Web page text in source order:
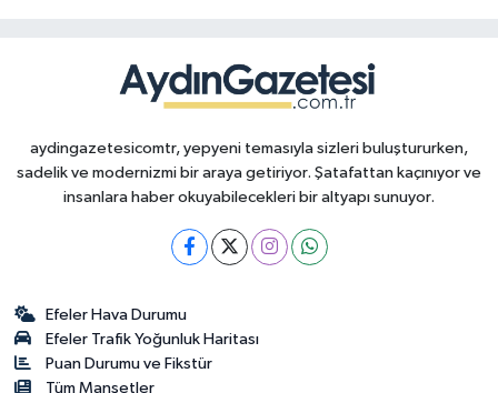
aydingazetesicomtr, yepyeni temasıyla sizleri buluştururken,
sadelik ve modernizmi bir araya getiriyor. Şatafattan kaçınıyor ve
insanlara haber okuyabilecekleri bir altyapı sunuyor.
Efeler Hava Durumu
Efeler Trafik Yoğunluk Haritası
Puan Durumu ve Fikstür
Tüm Manşetler